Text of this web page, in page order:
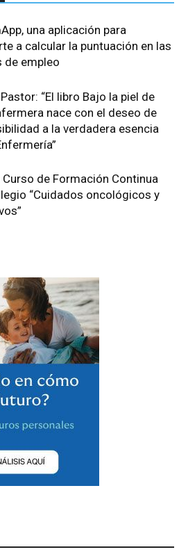
una aplicación para
a calcular la puntuación en las
de empleo
“El libro Bajo la piel de
nace con el deseo de
a la verdadera esencia
Curso de Formación Continua
“Cuidados oncológicos y